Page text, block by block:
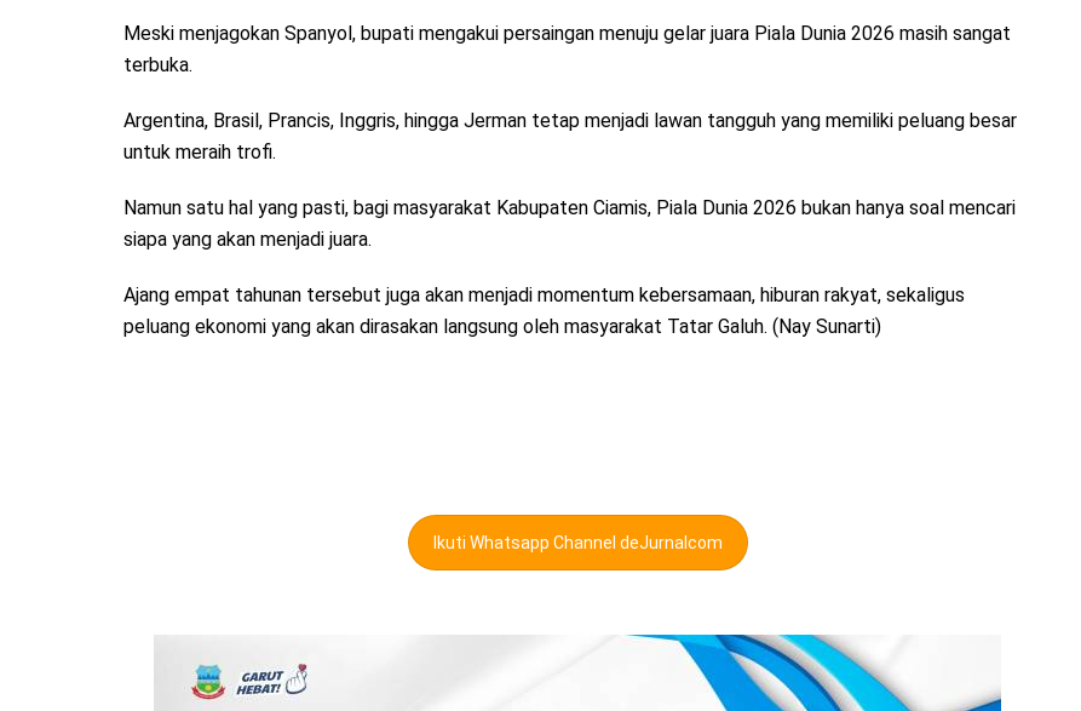
Meski menjagokan Spanyol, bupati mengakui persaingan menuju gelar juara Piala Dunia 2026 masih sangat
terbuka.
Argentina, Brasil, Prancis, Inggris, hingga Jerman tetap menjadi lawan tangguh yang memiliki peluang besar
untuk meraih trofi.
Namun satu hal yang pasti, bagi masyarakat Kabupaten Ciamis, Piala Dunia 2026 bukan hanya soal mencari
siapa yang akan menjadi juara.
Ajang empat tahunan tersebut juga akan menjadi momentum kebersamaan, hiburan rakyat, sekaligus
peluang ekonomi yang akan dirasakan langsung oleh masyarakat Tatar Galuh. (Nay Sunarti)
Ikuti Whatsapp Channel deJurnalcom